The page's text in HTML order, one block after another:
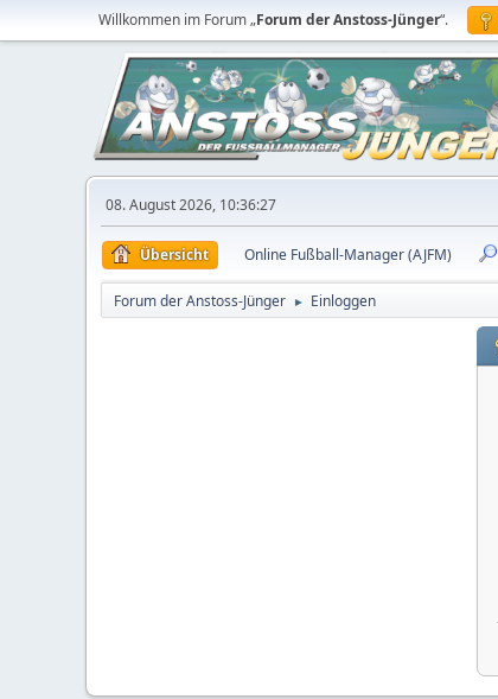
Willkommen im Forum „Forum der Anstoss-Jünger“.
08. August 2026, 10:36:27
Übersicht Online Fußball-Manager (AJFM)
Forum der Anstoss-Jünger ► Einloggen